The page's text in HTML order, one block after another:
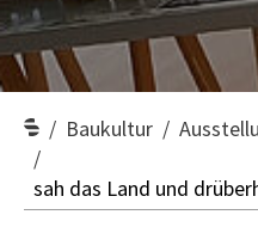
Baukultur
sah das Land und